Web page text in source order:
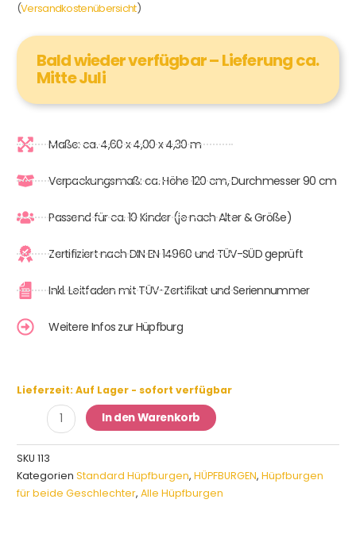
(Versandkostenübersicht)
Bald wieder verfügbar – Lieferung ca.
Mitte Juli
Maße: ca. 4,60 x 4,00 x 4,30 m
Verpackungsmaß: ca. Höhe 120 cm, Durchmesser 90 cm
Passend für ca. 10 Kinder (je nach Alter & Größe)
Zertifiziert nach DIN EN 14960 und TÜV-SÜD geprüft
Inkl. Leitfaden mit TÜV-Zertifikat und Seriennummer
Weitere Infos zur Hüpfburg
Lieferzeit: Auf Lager - sofort verfügbar
Hüpfburg
Monsterparty
Menge
In den Warenkorb
SKU 113
Kategorien Standard Hüpfburgen, HÜPFBURGEN, Hüpfburgen
für beide Geschlechter, Alle Hüpfburgen